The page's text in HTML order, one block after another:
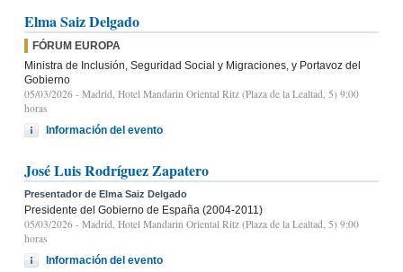
Elma Saiz Delgado
FÓRUM EUROPA
Ministra de Inclusión, Seguridad Social y Migraciones, y Portavoz del
Gobierno
05/03/2026 - Madrid, Hotel Mandarin Oriental Ritz (Plaza de la Lealtad, 5) 9:00
horas
Información del evento
José Luis Rodríguez Zapatero
Presentador de Elma Saiz Delgado
Presidente del Gobierno de España (2004-2011)
05/03/2026 - Madrid, Hotel Mandarin Oriental Ritz (Plaza de la Lealtad, 5) 9:00
horas
Información del evento